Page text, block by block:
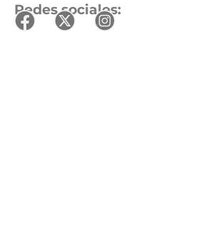
Redes sociales: